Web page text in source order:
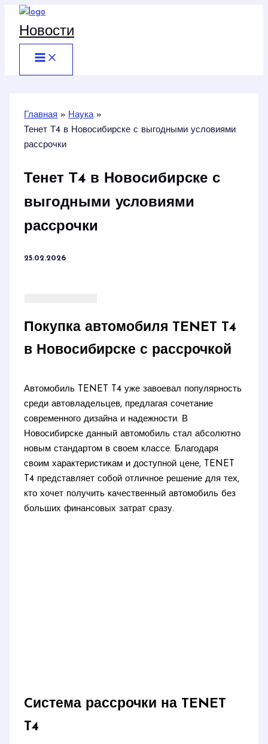
Перейти
содержимому
Новости
Главная
Наука
Тенет Т4 в Новосибирске с выгодными условиями
рассрочки
Тенет Т4 в Новосибирске с
выгодными условиями
рассрочки
25.02.2026
Покупка автомобиля TENET T4
в Новосибирске с рассрочкой
Автомобиль TENET T4 уже завоевал популярность
среди автовладельцев, предлагая сочетание
современного дизайна и надежности. В
Новосибирске данный автомобиль стал абсолютно
новым стандартом в своем классе. Благодаря
своим характеристикам и доступной цене, TENET
T4 представляет собой отличное решение для тех,
кто хочет получить качественный автомобиль без
больших финансовых затрат сразу.
Cистема рассрочки на TENET
T4